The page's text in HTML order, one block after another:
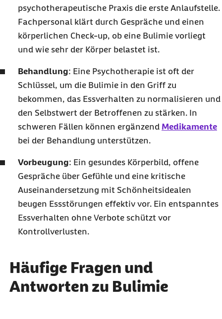
psychotherapeutische Praxis die erste Anlaufstelle.
Fachpersonal klärt durch Gespräche und einen
körperlichen Check-up, ob eine Bulimie vorliegt
und wie sehr der Körper belastet ist.
Behandlung: Eine Psychotherapie ist oft der
Schlüssel, um die Bulimie in den Griff zu
bekommen, das Essverhalten zu normalisieren und
den Selbstwert der Betroffenen zu stärken. In
schweren Fällen können ergänzend Medikamente
bei der Behandlung unterstützen.
Vorbeugung: Ein gesundes Körperbild, offene
Gespräche über Gefühle und eine kritische
Auseinandersetzung mit Schönheitsidealen
beugen Essstörungen effektiv vor. Ein entspanntes
Essverhalten ohne Verbote schützt vor
Kontrollverlusten.
Häufige Fragen und
Antworten zu Bulimie